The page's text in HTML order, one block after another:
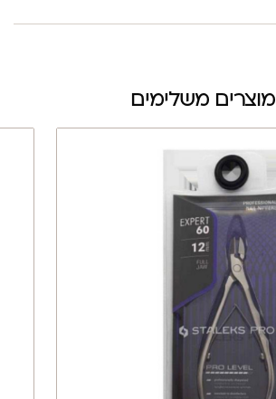
מוצרים משלימים